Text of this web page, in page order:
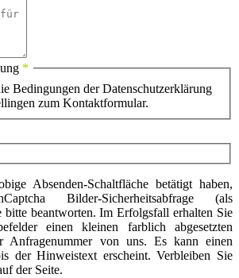
*
Bedingungen der Datenschutzerklärung
zum Kontaktformular.
Absenden-Schaltfläche betätigt haben,
Bilder-Sicherheitsabfrage (als
bitte beantworten. Im Erfolgsfall erhalten Sie
einen kleinen farblich abgesetzten
Anfragenummer von uns. Es kann einen
der Hinweistext erscheint. Verbleiben Sie
der Seite.